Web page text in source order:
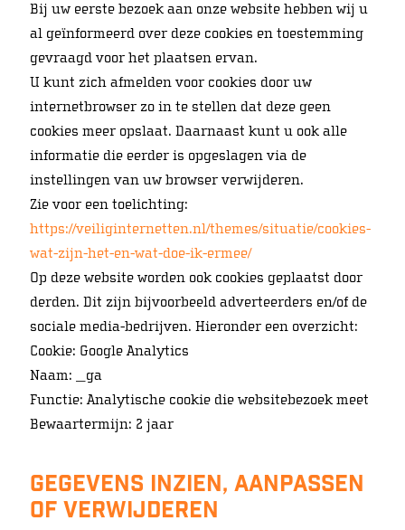
Bij uw eerste bezoek aan onze website hebben wij u
al geïnformeerd over deze cookies en toestemming
gevraagd voor het plaatsen ervan.
U kunt zich afmelden voor cookies door uw
internetbrowser zo in te stellen dat deze geen
cookies meer opslaat. Daarnaast kunt u ook alle
informatie die eerder is opgeslagen via de
instellingen van uw browser verwijderen.
Zie voor een toelichting:
https://veiliginternetten.nl/themes/situatie/cookies-
wat-zijn-het-en-wat-doe-ik-ermee/
Op deze website worden ook cookies geplaatst door
derden. Dit zijn bijvoorbeeld adverteerders en/of de
sociale media-bedrijven. Hieronder een overzicht:
Cookie: Google Analytics
Naam: _ga
Functie: Analytische cookie die websitebezoek meet
Bewaartermijn: 2 jaar
Gegevens inzien, aanpassen
of verwijderen